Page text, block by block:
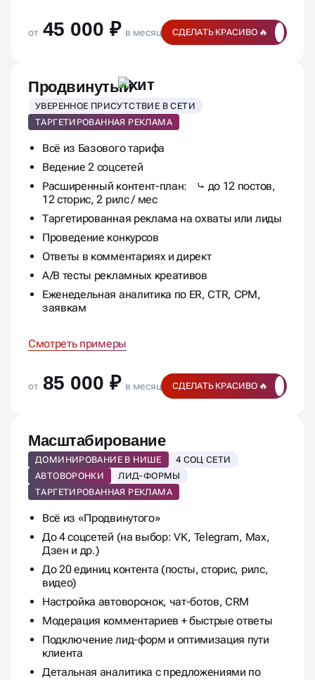
от 45 000 ₽ в месяц СДЕЛАТЬ КРАСИВО 🔥
Продвинутый
УВЕРЕННОЕ ПРИСУТСТВИЕ В СЕТИ
ТАРГЕТИРОВАННАЯ РЕКЛАМА
Всё из Базового тарифа
Ведение 2 соцсетей
Расширенный контент-план: ⤷ до 12 постов,
12 сторис, 2 рилс / мес
Таргетированная реклама на охваты или лиды
Проведение конкурсов
Ответы в комментариях и директ
A/B тесты рекламных креативов
Еженедельная аналитика по ER, CTR, CPM,
заявкам
Смотреть примеры
от 85 000 ₽ в месяц СДЕЛАТЬ КРАСИВО 🔥
Масштабирование
ДОМИНИРОВАНИЕ В НИШЕ
4 СОЦ СЕТИ
АВТОВОРОНКИ
ЛИД-ФОРМЫ
ТАРГЕТИРОВАННАЯ РЕКЛАМА
Всё из «Продвинутого»
До 4 соцсетей (на выбор: VK, Telegram, Max,
Дзен и др.)
До 20 единиц контента (посты, сторис, рилс,
видео)
Настройка автоворонок, чат-ботов, CRM
Модерация комментариев + быстрые ответы
Подключение лид-форм и оптимизация пути
клиента
Детальная аналитика с предложениями по